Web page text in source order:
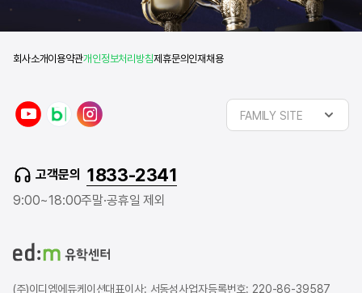
회사소개이용약관개인정보처리방침제휴문의 인재채용
u
n
a
r
l
a
FAMILY SITE
고객문의 1833-2341
9:00~18:00주말·공휴일 제외
(주)이디엠에듀케이션대표이사: 서동성사업자등록번호: 220-86-39587